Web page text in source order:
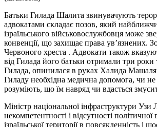
Батьки Гилада Шалита звинувачують
адвокатами складає позов, який
ізраїльського військовослужбовця може
конвенції, що захищає права ув’язнених.
Червоного хреста . Адвокати також
від Гилада його батьки отримали три роки
Гилада, опинилася в руках Халида Машаля
Гиладу необхідна медична допомога, чи не
розуміють, що їм навряд чи вдасться
Міністр національної інфраструктури
некомпетентності і відсутності
ізраїльської території в повсякденність